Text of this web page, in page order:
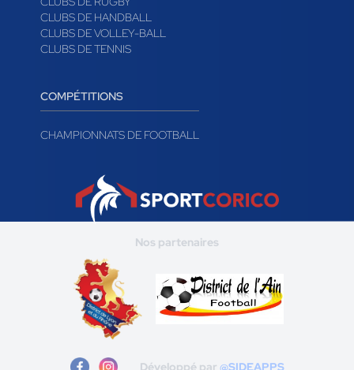
CLUBS DE HANDBALL
CLUBS DE VOLLEY-BALL
CLUBS DE TENNIS
COMPÉTITIONS
CHAMPIONNATS DE FOOTBALL
Nos partenaires
Développé par @SIDEAPPS